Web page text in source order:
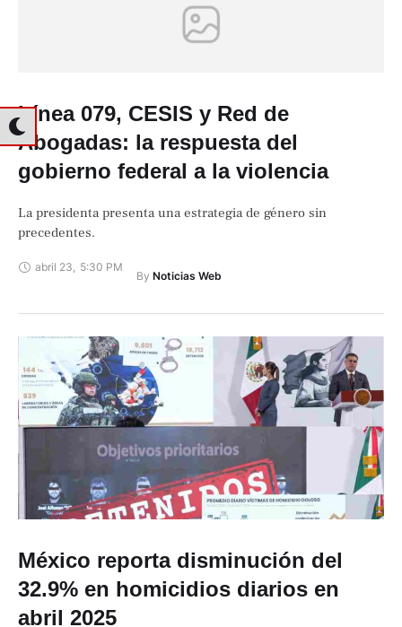
Línea 079, CESIS y Red de
Abogadas: la respuesta del
gobierno federal a la violencia
La presidenta presenta una estrategia de género sin
precedentes.
abril 23, 5:30 PM
By Noticias Web
México reporta disminución del
32.9% en homicidios diarios en
abril 2025